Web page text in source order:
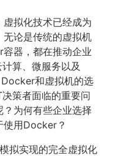
拟化技术已经成为
论是传统的虚拟机
容器，都在推动企业
算、微服务以及
和虚拟机的选
策者面临的重要问
为何有些企业选择
使用Docker？
拟实现的完全虚拟化